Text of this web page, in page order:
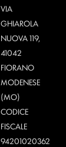
VIA
GHIAROLA
NUOVA 119,
41042
FIORANO
MODENESE
(MO)
CODICE
FISCALE
94201020362